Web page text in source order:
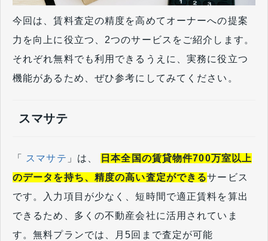
今回は、賃料査定の精度を高めてオーナーへの提案
力を向上に役立つ、2つのサービスをご紹介します。
それぞれ無料でも利用できるうえに、実務に役立つ
機能があるため、ぜひ参考にしてみてください。
スマサテ
「 スマサテ 」は、
日本全国の賃貸物件700万室以上
のデータを持ち、精度の高い査定ができるサービス
です。入力項目が少なく、短時間で適正賃料を算出
できるため、多くの不動産会社に活用されていま
す。無料プランでは、月5回まで査定が可能